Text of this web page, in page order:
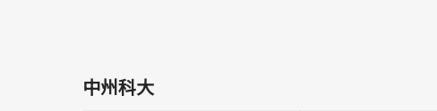
中州科大